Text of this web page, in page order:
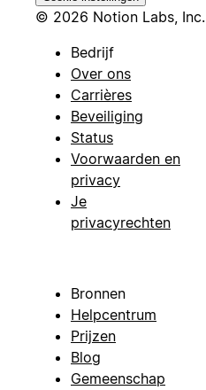
© 2026 Notion Labs, Inc.
Bedrijf
Over ons
Carrières
Beveiliging
Status
Voorwaarden en
privacy
Je
privacyrechten
Bronnen
Helpcentrum
Prijzen
Blog
Gemeenschap